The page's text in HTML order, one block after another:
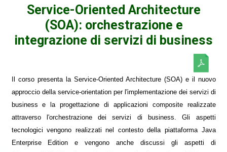
Service-Oriented Architecture
(SOA): orchestrazione e
integrazione di servizi di business
Il corso presenta la Service-Oriented Architecture (SOA) e il nuovo
approccio della service-orientation per l'implementazione dei servizi di
business e la progettazione di applicazioni composite realizzate
attraverso l'orchestrazione dei servizi di business. Gli aspetti
tecnologici vengono realizzati nel contesto della piattaforma Java
Enterprise Edition e vengono anche discussi gli aspetti di